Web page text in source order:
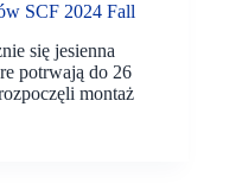
SCF 2024 Fall
się jesienna
potrwają do 26
montaż